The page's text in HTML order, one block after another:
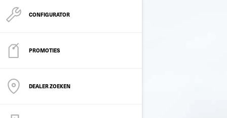
CONFIGURATOR
PROMOTIES
DEALER ZOEKEN